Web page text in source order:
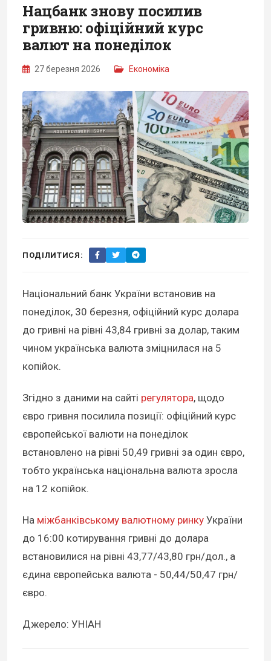
Нацбанк знову посилив
гривню: офіційний курс
валют на понеділок
27 березня 2026 Економіка
ПОДІЛИТИСЯ:
Національний банк України встановив на
понеділок, 30 березня, офіційний курс долара
до гривні на рівні 43,84 гривні за долар, таким
чином українська валюта зміцнилася на 5
копійок.
Згідно з даними на сайті регулятора, щодо
євро гривня посилила позиції: офіційний курс
європейської валюти на понеділок
встановлено на рівні 50,49 гривні за один євро,
тобто українська національна валюта зросла
на 12 копійок.
На міжбанківському валютному ринку України
до 16:00 котирування гривні до долара
встановилися на рівні 43,77/43,80 грн/дол., а
єдина європейська валюта - 50,44/50,47 грн/
євро.
Джерело: УНІАН